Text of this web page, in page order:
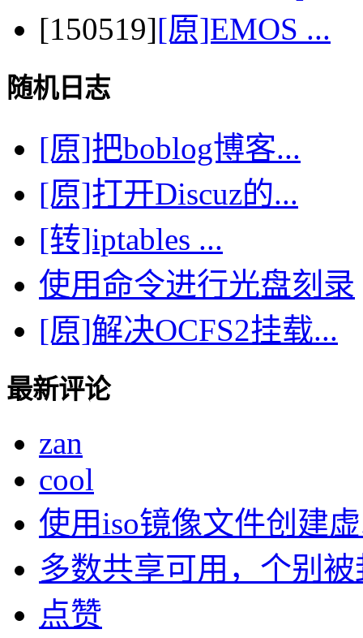
[150519][原]EMOS ...
随机日志
[原]把boblog博客...
[原]打开Discuz的...
[转]iptables ...
使用命令进行光盘刻录
[原]解决OCFS2挂载...
最新评论
zan
cool
使用iso镜像文件创建
多数共享可用，个别被
点赞